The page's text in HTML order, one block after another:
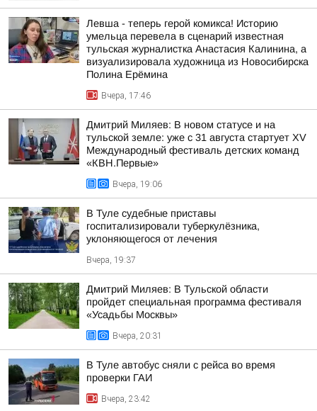
Левша - теперь герой комикса! Историю
умельца перевела в сценарий известная
тульская журналистка Анастасия Калинина, а
визуализировала художница из Новосибирска
Полина Ерёмина
Вчера, 17:46
Дмитрий Миляев: В новом статусе и на
тульской земле: уже с 31 августа стартует XV
Международный фестиваль детских команд
«КВН.Первые»
Вчера, 19:06
В Туле судебные приставы
госпитализировали туберкулёзника,
уклоняющегося от лечения
Вчера, 19:37
Дмитрий Миляев: В Тульской области
пройдет специальная программа фестиваля
«Усадьбы Москвы»
Вчера, 20:31
В Туле автобус сняли с рейса во время
проверки ГАИ
Вчера, 23:42